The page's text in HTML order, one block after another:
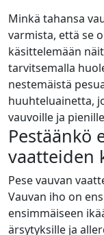
Minkä tahansa
varmista, että se
käsittelemään
tarvitsemalla
nestemäistä
huuhteluainetta,
vauvoille ja
Pestäänkö
vaatteiden
Pese vauvan
Vauvan iho on
ensimmäiseen
ärsytyksille ja